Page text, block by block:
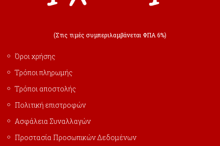
(Στις τιμές συμπεριλαμβάνεται ΦΠΑ 6%)
Όροι χρήσης
Τρόποι πληρωμής
Τρόποι αποστολής
Πολιτική επιστροφών
Ασφάλεια Συναλλαγών
Προστασία Προσωπικών Δεδομένων